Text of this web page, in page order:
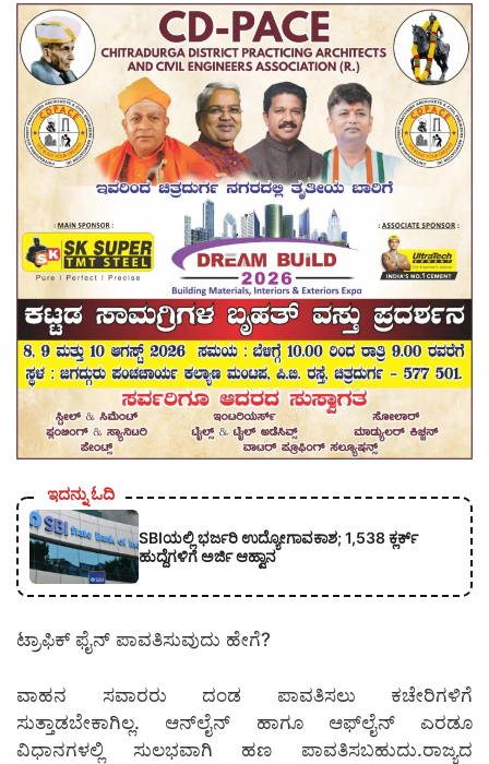
ಇದನ್ನು ಓದಿ
SBIಯಲ್ಲಿ ಭರ್ಜರಿ ಉದ್ಯೋಗಾವಕಾಶ; 1,538 ಕ್ಲರ್ಕ್
ಹುದ್ದೆಗಳಿಗೆ ಅರ್ಜಿ ಆಹ್ವಾನ
ಟ್ರಾಫಿಕ್ ಫೈನ್ ಪಾವತಿಸುವುದು ಹೇಗೆ?
ವಾಹನ ಸವಾರರು ದಂಡ ಪಾವತಿಸಲು ಕಚೇರಿಗಳಿಗೆ
ಸುತ್ತಾಡಬೇಕಾಗಿಲ್ಲ. ಆನ್‌ಲೈನ್ ಹಾಗೂ ಆಫ್‌ಲೈನ್ ಎರಡೂ
ವಿಧಾನಗಳಲ್ಲಿ ಸುಲಭವಾಗಿ ಹಣ ಪಾವತಿಸಬಹುದು.ರಾಜ್ಯದ